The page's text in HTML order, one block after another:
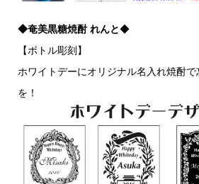
◆奄美黒糖焼酎 れんと◆
【ボトル彫刻】
ホワイトデーにオリジナル名入れ焼酎
を！